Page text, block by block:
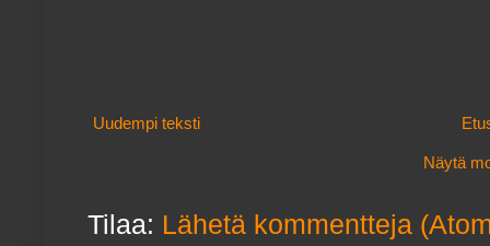
Uudempi teksti
Näytä
Tilaa: Lähetä kommentteja